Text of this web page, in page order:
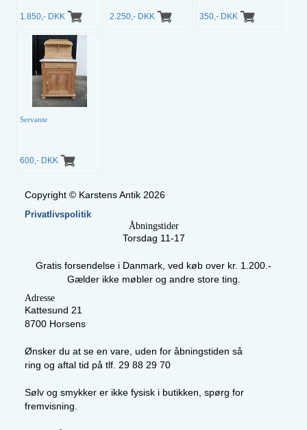
1.850,- DKK 2.250,- DKK 350,- DKK
Servante
600,- DKK
Copyright © Karstens Antik 2026
Privatlivspolitik
Åbningstider
Torsdag 11-17
Gratis forsendelse i Danmark, ved køb over kr. 1.200.-
Gælder ikke møbler og andre store ting.
Adresse
Kattesund 21
8700 Horsens
Ønsker du at se en vare, uden for åbningstiden så
ring og aftal tid på tlf. 29 88 29 70
Sølv og smykker er ikke fysisk i butikken, spørg for
fremvisning.